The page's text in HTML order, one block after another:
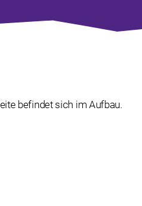
befindet sich im Aufbau.